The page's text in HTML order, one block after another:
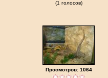
(1 голосов)
Просмотров: 1064